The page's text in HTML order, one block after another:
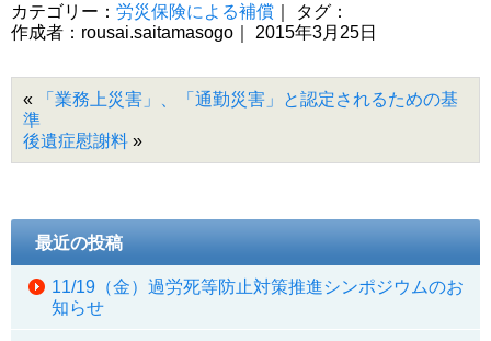
カテゴリー： 労災保険による補償 ｜ タグ：
作成者：rousai.saitamasogo｜ 2015年3月25日
«
「業務上災害」、「通勤災害」と認定されるための基
準
後遺症慰謝料 »
最近の投稿
11/19（金）過労死等防止対策推進シンポジウムのお
知らせ